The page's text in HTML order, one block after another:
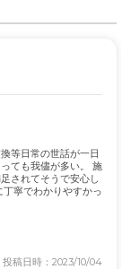
拠だと感
施設内で受
リットです。
の負担も大
ビスを受け
れて行く手間
して医療を受
私たち家族
こうした質の
等日常の世話が一日
ても我儘が多い。 施
されてそうで安心し
寧でわかりやすかっ
投稿日時：2023/10/04